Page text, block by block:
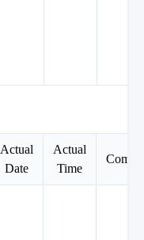
Actual
Date
Actual
Time